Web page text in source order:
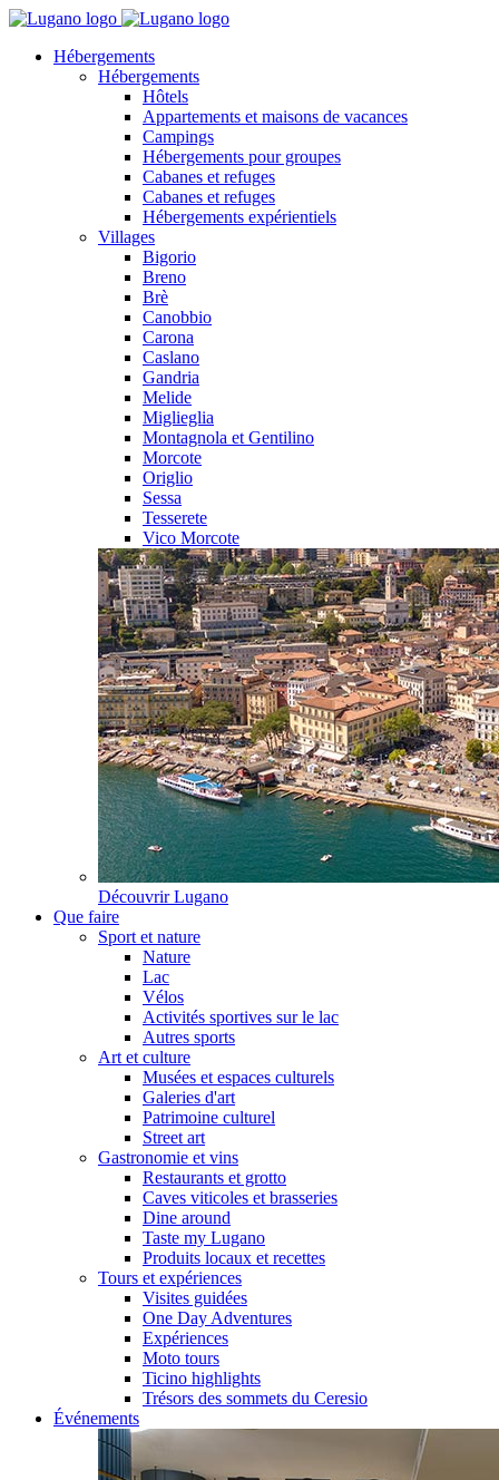
Hébergements
Hébergements
Hôtels
Appartements et maisons de vacances
Campings
Hébergements pour groupes
Cabanes et refuges
Cabanes et refuges
Hébergements expérientiels
Villages
Bigorio
Breno
Brè
Canobbio
Carona
Caslano
Gandria
Melide
Miglieglia
Montagnola et Gentilino
Morcote
Origlio
Sessa
Tesserete
Vico Morcote
Découvrir Lugano
Que faire
Sport et nature
Nature
Lac
Vélos
Activités sportives sur le lac
Autres sports
Art et culture
Musées et espaces culturels
Galeries d'art
Patrimoine culturel
Street art
Gastronomie et vins
Restaurants et grotto
Caves viticoles et brasseries
Dine around
Taste my Lugano
Produits locaux et recettes
Tours et expériences
Visites guidées
One Day Adventures
Expériences
Moto tours
Ticino highlights
Trésors des sommets du Ceresio
Événements